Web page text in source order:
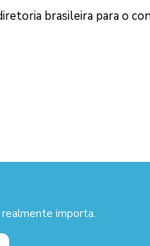
brasileira para o
importa.